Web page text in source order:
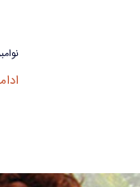
نوامبر 28,